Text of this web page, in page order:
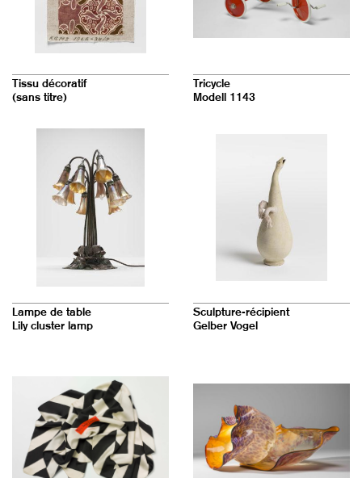
Tissu décoratif
(sans titre)
Tricycle
Modell 1143
Lampe de table
Lily cluster lamp
Sculpture-récipient
Gelber Vogel